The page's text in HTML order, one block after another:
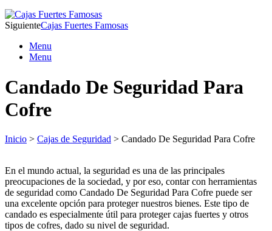
SiguienteCajas Fuertes Famosas
Menu
Menu
Candado De Seguridad Para
Cofre
Inicio > Cajas de Seguridad > Candado De Seguridad Para Cofre
En el mundo actual, la seguridad es una de las principales
preocupaciones de la sociedad, y por eso, contar con herramientas
de seguridad como Candado De Seguridad Para Cofre puede ser
una excelente opción para proteger nuestros bienes. Este tipo de
candado es especialmente útil para proteger cajas fuertes y otros
tipos de cofres, dado su nivel de seguridad.